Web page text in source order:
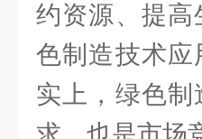
约资源、提
色制造技术
实上，绿色